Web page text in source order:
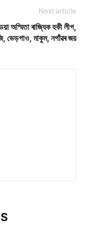
Next article
অস্মিতা ৰাজ্যিক হকী লীগ,
ভেড়গাও, মাকুম, নগাঁৱৰ জয়